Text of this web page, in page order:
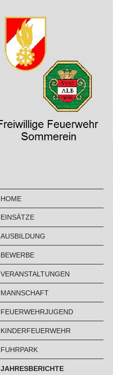
HOME
EINSÄTZE
AUSBILDUNG
BEWERBE
VERANSTALTUNGEN
MANNSCHAFT
FEUERWEHRJUGEND
KINDERFEUERWEHR
FUHRPARK
JAHRESBERICHTE